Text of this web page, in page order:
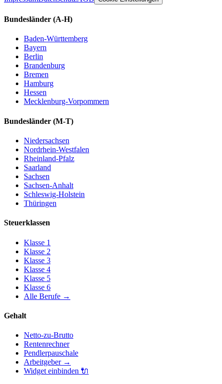
Bundesländer (A-H)
Baden-Württemberg
Bayern
Berlin
Brandenburg
Bremen
Hamburg
Hessen
Mecklenburg-Vorpommern
Bundesländer (M-T)
Niedersachsen
Nordrhein-Westfalen
Rheinland-Pfalz
Saarland
Sachsen
Sachsen-Anhalt
Schleswig-Holstein
Thüringen
Steuerklassen
Klasse 1
Klasse 2
Klasse 3
Klasse 4
Klasse 5
Klasse 6
Alle Berufe →
Gehalt
Netto-zu-Brutto
Rentenrechner
Pendlerpauschale
Arbeitgeber→
Widget einbinden 🔌